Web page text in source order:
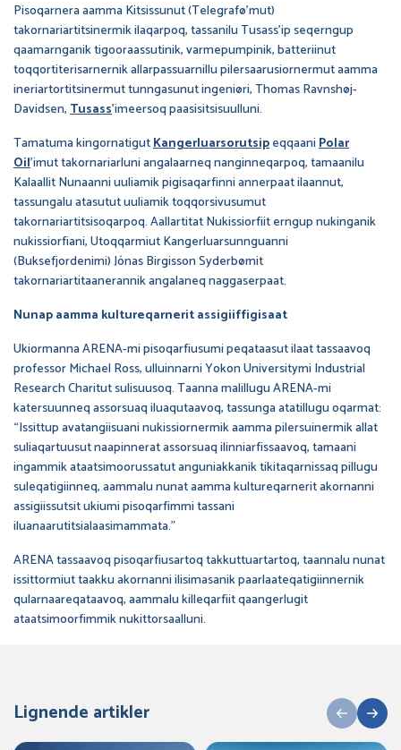
Pisoqarnera aamma Kitsissunut (Telegrafø’mut)
takornariartitsinermik ilaqarpoq, tassanilu Tusass’ip seqerngup
qaamarnganik tigooraassutinik, varmepumpinik, batteriinut
toqqortiterisarnernik allarpassuarnillu pilersaarusiornermut aamma
ineriartortitsinermut tunngasunut ingeniøri, Thomas Ravnshøj-
Davidsen,Tusass’imeersoq paasisitsisuulluni.
Tamatuma kingornatigutKangerluarsorutsipeqqaaniPolar
Oil’imut takornariarluni angalaarneq nanginneqarpoq, tamaanilu
Kalaallit Nunaanni uuliamik pigisaqarfinni annerpaat ilaannut,
tassungalu atasutut uuliamik toqqorsivusumut
takornariartitsisoqarpoq. Aallartitat Nukissiorfiit erngup nukinganik
nukissiorfiani, Utoqqarmiut Kangerluarsunnguanni
(Buksefjordenimi) Jónas Birgisson Syderbømit
takornariartitaanerannik angalaneq naggaserpaat.
Nunap aamma kultureqarnerit assigiiffigisaat
Ukiormanna ARENA-mi pisoqarfiusumi peqataasut ilaat tassaavoq
professor Michael Ross, ulluinnarni Yokon Universitymi Industrial
Research Charitut sulisuusoq. Taanna malillugu ARENA-mi
katersuunneq assorsuaq iluaqutaavoq, tassunga atatillugu oqarmat:
“Issittup avatangiisuani nukissiornermik aamma pilersuinermik allat
suliaqartuusut naapinnerat assorsuaq ilinniarfissaavoq, tamaani
ingammik ataatsimoorussatut anguniakkanik tikitaqarnissaq pillugu
suleqatigiinneq, aammalu nunat aamma kultureqarnerit akornanni
assigiissutsit ukiumi pisoqarfimmi tassani
iluanaarutitsialaasimammata.”
ARENA tassaavoq pisoqarfiusartoq takkuttuartartoq, taannalu nunat
issittormiut taakku akornanni ilisimasanik paarlaateqatigiinnernik
qularnaareqataavoq, aammalu killeqarfiit qaangerlugit
ataatsimoorfimmik nukittorsaalluni.
Lignende artikler